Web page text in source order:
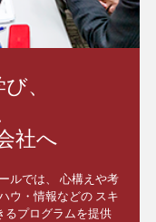
、
社へ
ルでは、
心構えや考
ウ・情報などの スキ
るプログラムを提供